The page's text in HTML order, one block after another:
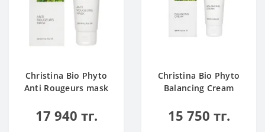
Christina Bio Phyto
Anti Rougeurs mask
17 940 тг.
Christina Bio Phyto
Balancing Cream
15 750 тг.